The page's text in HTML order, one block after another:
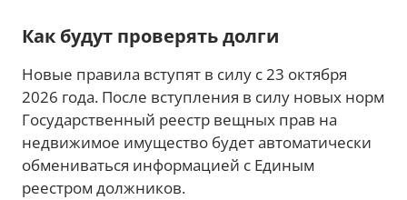
Как будут проверять долги
Новые правила вступят в силу с 23 октября
2026 года. После вступления в силу новых норм
Государственный реестр вещных прав на
недвижимое имущество будет автоматически
обмениваться информацией с Единым
реестром должников.